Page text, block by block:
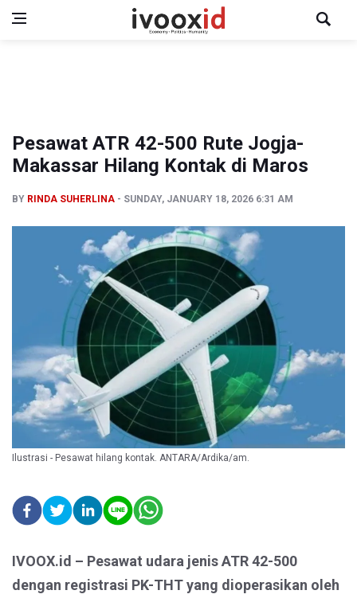
Pesawat ATR 42-500 Rute Jogja-
Makassar Hilang Kontak di Maros
BY RINDA SUHERLINA SUNDAY, JANUARY 18, 2026 6:31 AM
Ilustrasi - Pesawat hilang kontak. ANTARA/Ardika/am.
IVOOX.id – Pesawat udara jenis ATR 42-500
dengan registrasi PK-THT yang dioperasikan oleh